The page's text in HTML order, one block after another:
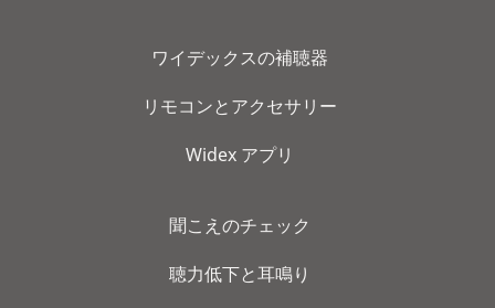
ワイデックスの補聴器
リモコンとアクセサリー
Widex アプリ
聞こえのチェック
聴力低下と耳鳴り